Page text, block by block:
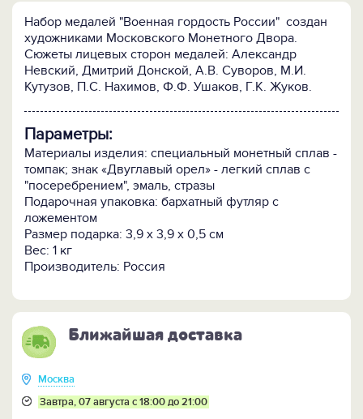
Набор медалей "Военная гордость России" создан
художниками Московского Монетного Двора.
Сюжеты лицевых сторон медалей: Александр
Невский, Дмитрий Донской, А.В. Суворов, М.И.
Кутузов, П.С. Нахимов, Ф.Ф. Ушаков, Г.К. Жуков.
Параметры:
Материалы изделия: специальный монетный сплав -
томпак; знак «Двуглавый орел» - легкий сплав с
"посеребрением", эмаль, стразы
Подарочная упаковка: бархатный футляр с
ложементом
Размер подарка: 3,9 х 3,9 х 0,5 см
Вес: 1 кг
Производитель: Россия
Ближайшая доставка
Москва
Завтра, 07 августа с 18:00 до 21:00